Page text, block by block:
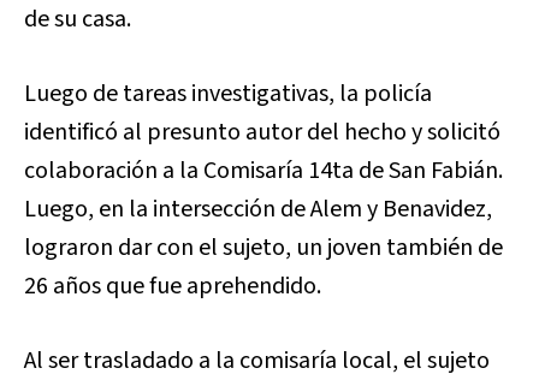
de su casa.
Luego de tareas investigativas, la policía
identificó al presunto autor del hecho y solicitó
colaboración a la Comisaría 14ta de San Fabián.
Luego, en la intersección de Alem y Benavidez,
lograron dar con el sujeto, un joven también de
26 años que fue aprehendido.
Al ser trasladado a la comisaría local, el sujeto